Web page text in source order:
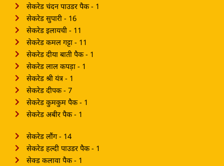
सेकरेड चंदन पाउडर पैक - 1
सेकरेड सुपारी - 16
सेकरेड इलायची - 11
सेकरेड कमल गट्टा - 11
सेकरेड दीया बाती पैक - 1
सेकरेड लाल कपड़ा - 1
सेकरेड श्री यंत्र - 1
सेकरेड दीपक - 7
सेकरेड कुमकुम पैक - 1
सेकरेड अबीर पैक - 1
सेकरेड लौंग - 14
सेकरेड हल्दी पाउडर पैक - 1
सेक्ड कलावा पैक - 1